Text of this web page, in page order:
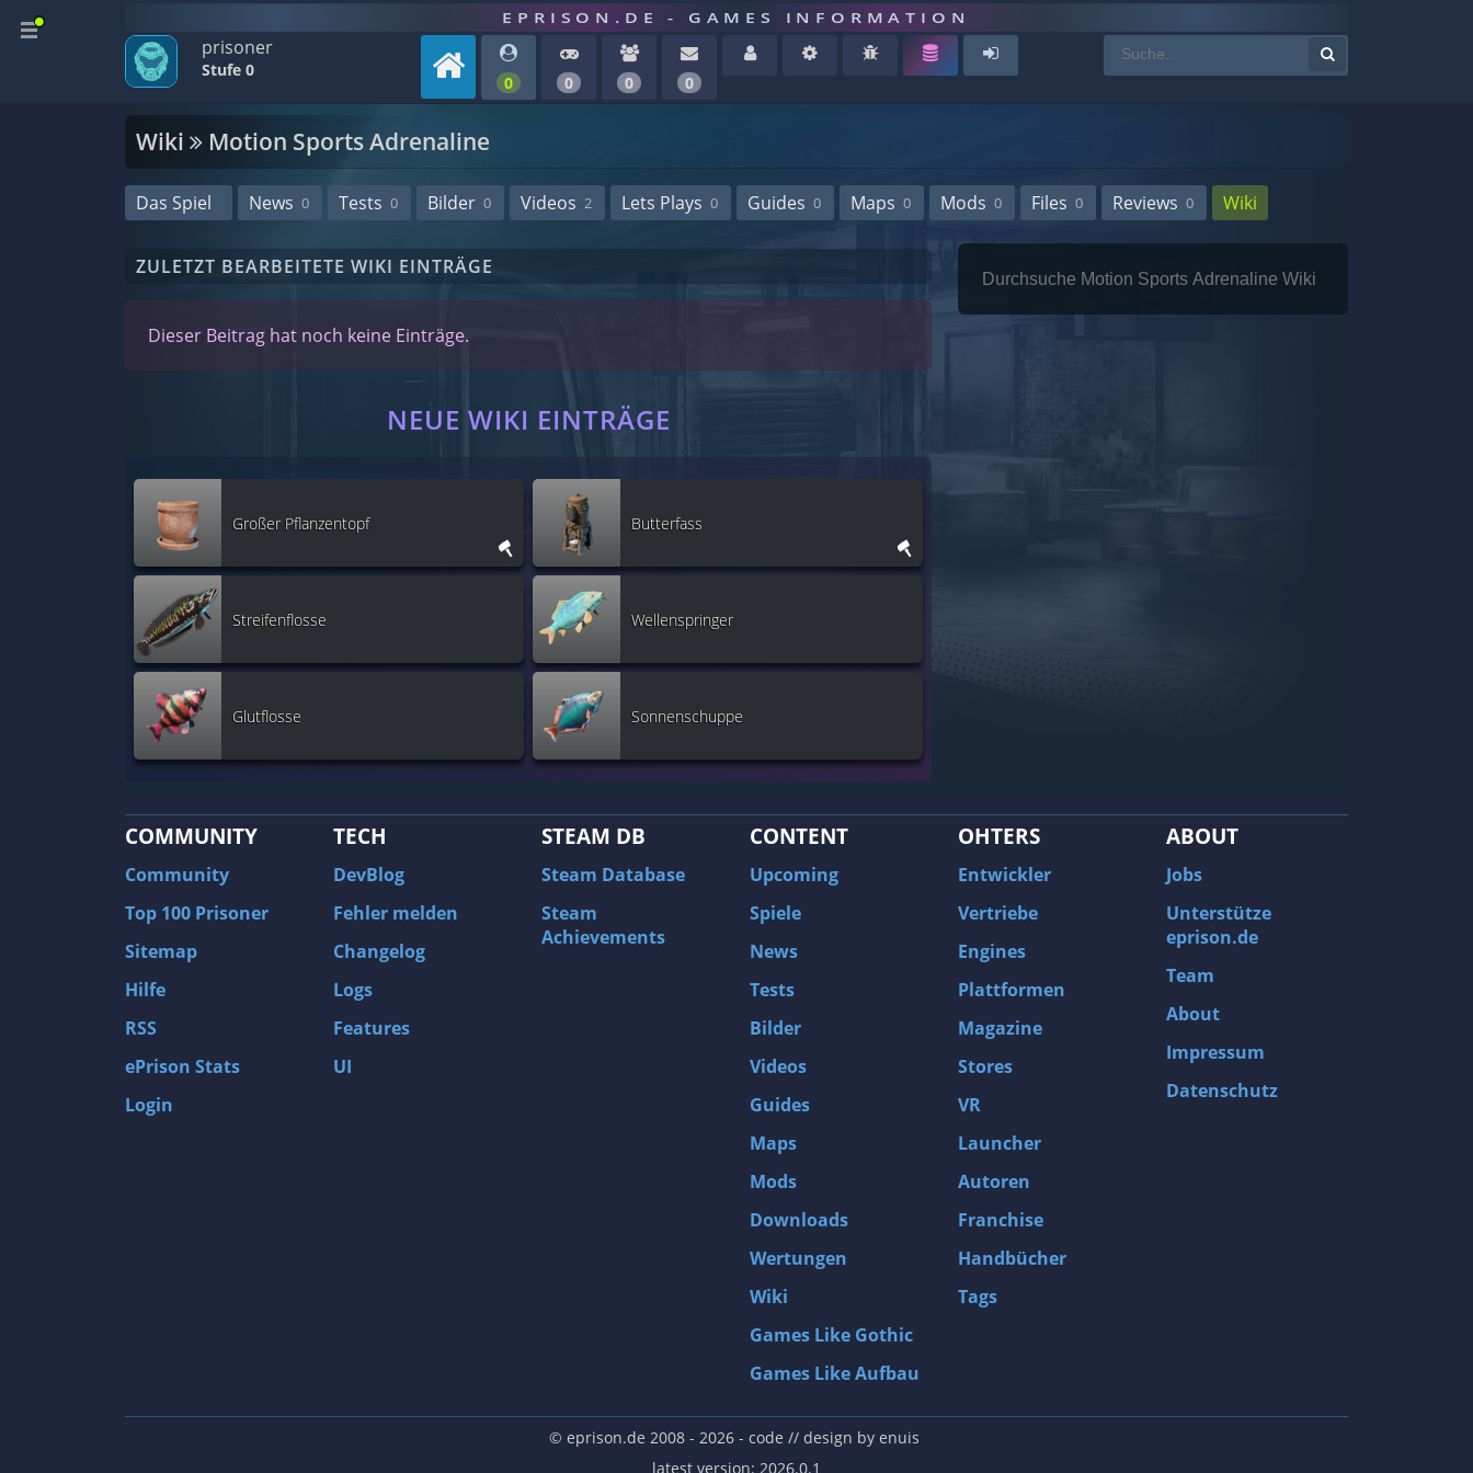
EPRISON.DE - GAMES INFORMATION
prisoner
Stufe 0
0 0 0 0
Wiki Motion Sports Adrenaline
Das Spiel News 0 Tests 0 Bilder 0 Videos 2 Lets Plays 0 Guides 0 Maps 0 Mods 0 Files 0 Reviews 0 Wiki
ZULETZT BEARBEITETE WIKI EINTRÄGE
Dieser Beitrag hat noch keine Einträge.
NEUE WIKI EINTRÄGE
Großer Pflanzentopf Butterfass
Streifenflosse Wellenspringer
Glutflosse Sonnenschuppe
COMMUNITY
Community
Top 100 Prisoner
Sitemap
Hilfe
RSS
ePrison Stats
Login
TECH
DevBlog
Fehler melden
Changelog
Logs
Features
UI
STEAM DB
Steam Database
Steam
Achievements
CONTENT
Upcoming
Spiele
News
Tests
Bilder
Videos
Guides
Maps
Mods
Downloads
Wertungen
Wiki
Games Like Gothic
Games Like Aufbau
OHTERS
Entwickler
Vertriebe
Engines
Plattformen
Magazine
Stores
VR
Launcher
Autoren
Franchise
Handbücher
Tags
ABOUT
Jobs
Unterstütze
eprison.de
Team
About
Impressum
Datenschutz
© eprison.de 2008 - 2026- code // design by enuis
latest version: 2026.0.1